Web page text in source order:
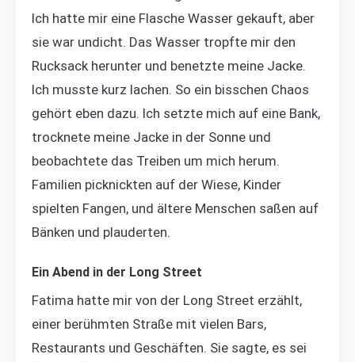
Ich hatte mir eine Flasche Wasser gekauft, aber
sie war undicht. Das Wasser tropfte mir den
Rucksack herunter und benetzte meine Jacke.
Ich musste kurz lachen. So ein bisschen Chaos
gehört eben dazu. Ich setzte mich auf eine Bank,
trocknete meine Jacke in der Sonne und
beobachtete das Treiben um mich herum.
Familien picknickten auf der Wiese, Kinder
spielten Fangen, und ältere Menschen saßen auf
Bänken und plauderten.
Ein Abend in der Long Street
Fatima hatte mir von der Long Street erzählt,
einer berühmten Straße mit vielen Bars,
Restaurants und Geschäften. Sie sagte, es sei